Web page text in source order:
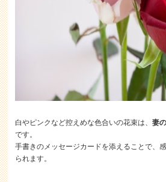
白やピンクなど控えめな色合いの花束は、妻
です。
手書きのメッセージカードを添えることで、
られます。